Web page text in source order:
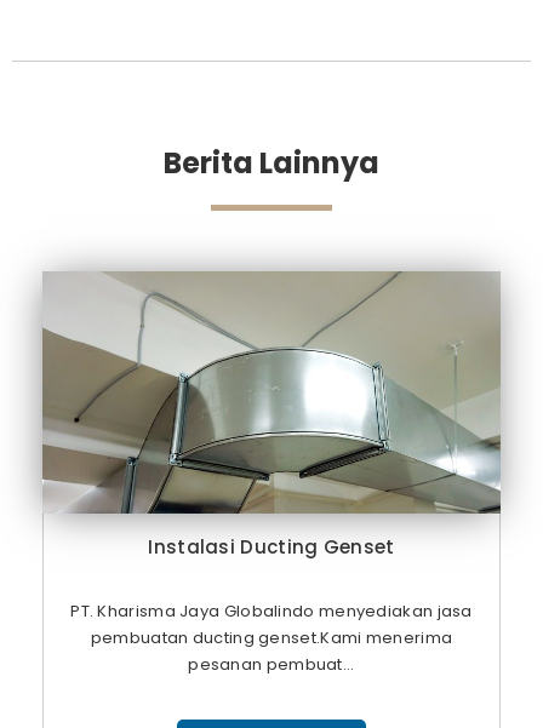
Berita Lainnya
Instalasi Ducting Genset
PT. Kharisma Jaya Globalindo menyediakan jasa
pembuatan ducting genset.Kami menerima
pesanan pembuat...